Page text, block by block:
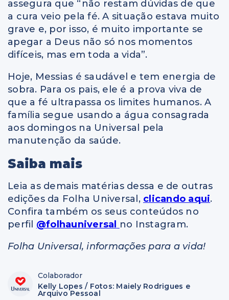
assegura que “não restam dúvidas de que
a cura veio pela fé. A situação estava muito
grave e, por isso, é muito importante se
apegar a Deus não só nos momentos
difíceis, mas em toda a vida”.
Hoje, Messias é saudável e tem energia de
sobra. Para os pais, ele é a prova viva de
que a fé ultrapassa os limites humanos. A
família segue usando a água consagrada
aos domingos na Universal pela
manutenção da saúde.
Saiba mais
Leia as demais matérias dessa e de outras
edições da Folha Universal, clicando aqui.
Confira também os seus conteúdos no
perfil @folhauniversal no Instagram.
Folha Universal, informações para a vida!
Colaborador
Kelly Lopes / Fotos: Maiely Rodrigues e
Arquivo Pessoal